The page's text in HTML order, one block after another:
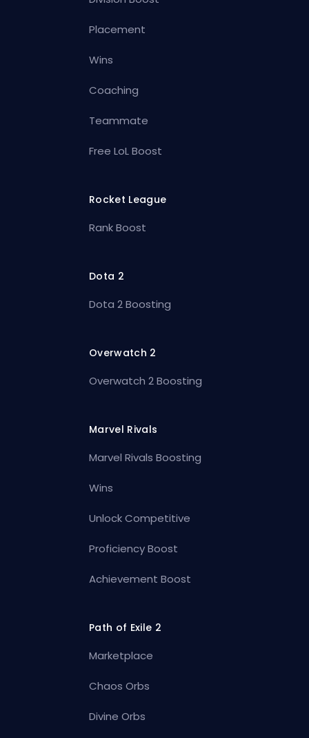
Placement
Wins
Coaching
Teammate
Free LoL Boost
Rocket League
Rank Boost
Dota 2
Dota 2 Boosting
Overwatch 2
Overwatch 2 Boosting
Marvel Rivals
Marvel Rivals Boosting
Wins
Unlock Competitive
Proficiency Boost
Achievement Boost
Path of Exile 2
Marketplace
Chaos Orbs
Divine Orbs